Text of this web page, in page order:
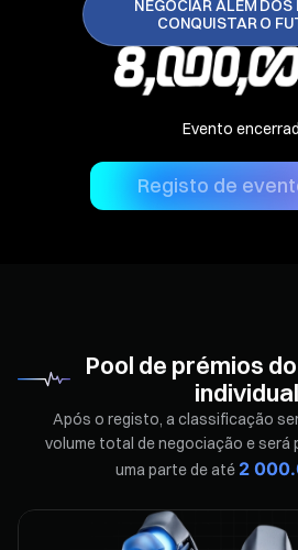
NEGOCIAR ALÉM DOS
CONQUISTAR O
Evento
Registo de
Pool de prémios
individual
Após o registo, a classificação
volume total de negociação e será
uma parte de até 2